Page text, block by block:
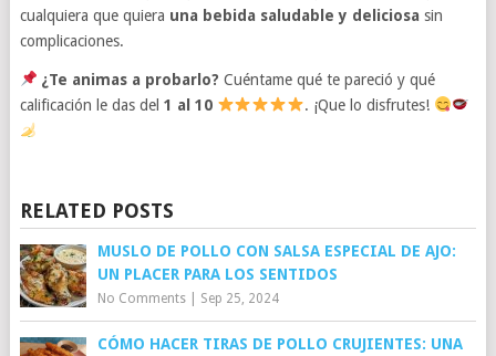
cualquiera que quiera una bebida saludable y deliciosa sin
complicaciones.
¿Te animas a probarlo? Cuéntame qué te pareció y qué
calificación le das del 1 al 10 . ¡Que lo disfrutes!
RELATED POSTS
MUSLO DE POLLO CON SALSA ESPECIAL DE AJO:
UN PLACER PARA LOS SENTIDOS
No Comments| Sep 25, 2024
CÓMO HACER TIRAS DE POLLO CRUJIENTES: UNA